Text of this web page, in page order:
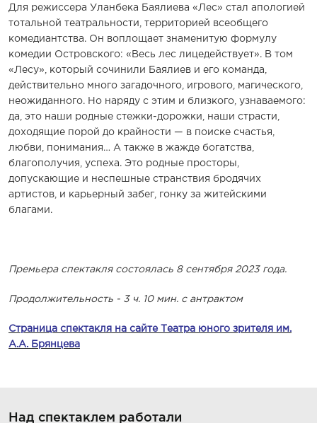
Для режиссера Уланбека Баялиева «Лес» стал апологией
тотальной театральности, территорией всеобщего
комедиантства. Он воплощает знаменитую формулу
комедии Островского: «Весь лес лицедействует». В том
«Лесу», который сочинили Баялиев и его команда,
действительно много загадочного, игрового, магического,
неожиданного. Но наряду с этим и близкого, узнаваемого:
да, это наши родные стежки-дорожки, наши страсти,
доходящие порой до крайности — в поиске счастья,
любви, понимания… А также в жажде богатства,
благополучия, успеха. Это родные просторы,
допускающие и неспешные странствия бродячих
артистов, и карьерный забег, гонку за житейскими
благами.
Премьера спектакля состоялась 8 сентября 2023 года.
Продолжительность - 3 ч. 10 мин. с антрактом
Страница спектакля на сайте Театра юного зрителя им.
А.А. Брянцева
Над спектаклем работали